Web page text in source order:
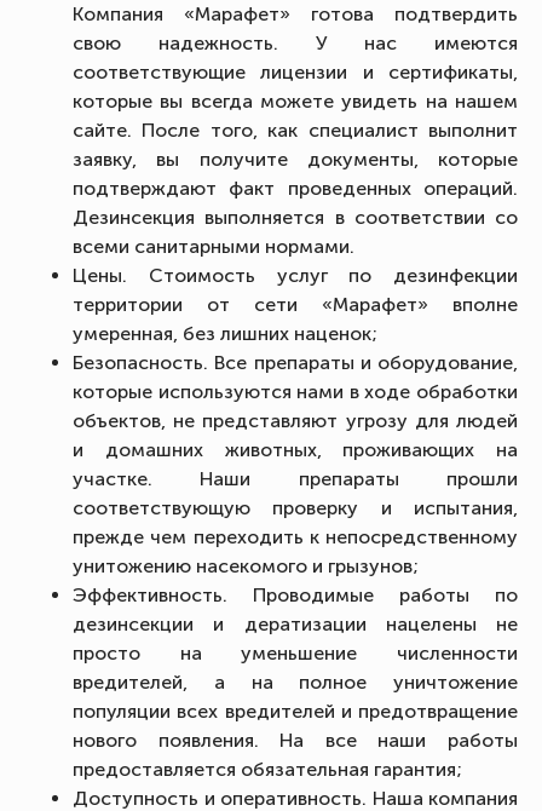
Компания «Марафет» готова подтвердить
свою надежность. У нас имеются
соответствующие лицензии и сертификаты,
которые вы всегда можете увидеть на нашем
сайте. После того, как специалист выполнит
заявку, вы получите документы, которые
подтверждают факт проведенных операций.
Дезинсекция выполняется в соответствии со
всеми санитарными нормами.
Цены. Стоимость услуг по дезинфекции
территории от сети «Марафет» вполне
умеренная, без лишних наценок;
Безопасность. Все препараты и оборудование,
которые используются нами в ходе обработки
объектов, не представляют угрозу для людей
и домашних животных, проживающих на
участке. Наши препараты прошли
соответствующую проверку и испытания,
прежде чем переходить к непосредственному
унитожению насекомого и грызунов;
Эффективность. Проводимые работы по
дезинсекции и дератизации нацелены не
просто на уменьшение численности
вредителей, а на полное уничтожение
популяции всех вредителей и предотвращение
нового появления. На все наши работы
предоставляется обязательная гарантия;
Доступность и оперативность. Наша компания